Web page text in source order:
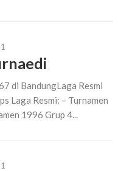
di BandungLaga Resmi
Laga Resmi: – Turnamen
1996 Grup 4...